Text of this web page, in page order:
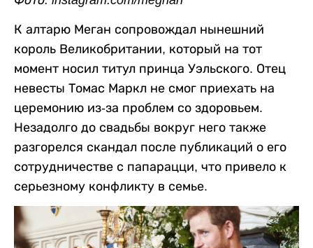
К алтарю Меган сопровождал нынешний
король Великобритании, который на тот
момент носил титул принца Уэльского. Отец
невесты Томас Маркл не смог приехать на
церемонию из-за проблем со здоровьем.
Незадолго до свадьбы вокруг него также
разгорелся скандал после публикаций о его
сотрудничестве с папарацци, что привело к
серьезному конфликту в семье.